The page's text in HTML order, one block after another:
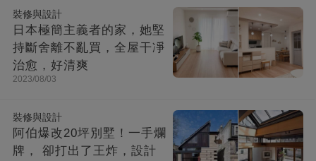
裝修與設計
日本極簡主義者的家，她堅
持斷舍離不亂買，全屋干凈
治愈，好清爽
2023/08/03
裝修與設計
阿伯爆改20坪別墅！一手爛
牌， 卻打出了王炸，設計